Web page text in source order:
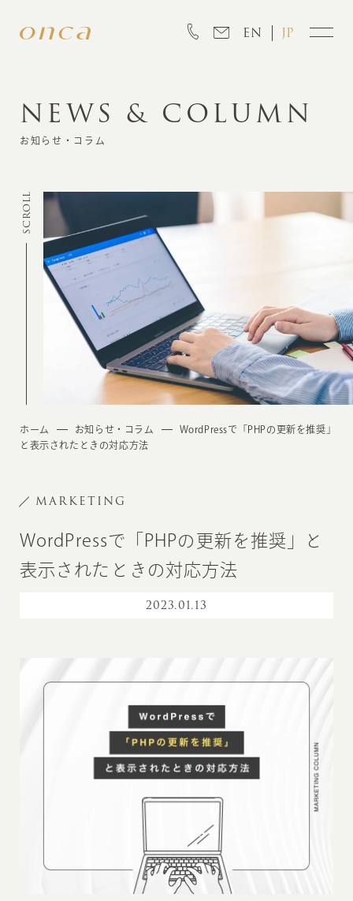
EN JP
INFORMATION
CREATION
MARKETING
NEWS & COLUMN
お知らせ・コラム
SCROLL
ホーム お知らせ・コラム
WordPressで「PHPの更新を推奨」
と表示されたときの対応方法
MARKETING
WordPressで「PHPの更新を推奨」と
表示されたときの対応方法
2023.01.13